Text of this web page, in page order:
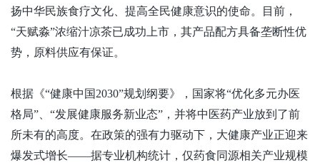
扬中华民族食疗文化、提高全民健康意识的使命。目前，
“天赋淼”浓缩汁凉茶已成功上市，其产品配方具备垄断性优
势，原料供应有保证。
根据《“健康中国2030”规划纲要》，国家将“优化多元办医
格局”、“发展健康服务新业态”，并将中医药产业放到了前
所未有的高度。在政策的强有力驱动下，大健康产业正迎来
爆发式增长——据专业机构统计，仅药食同源相关产业规模